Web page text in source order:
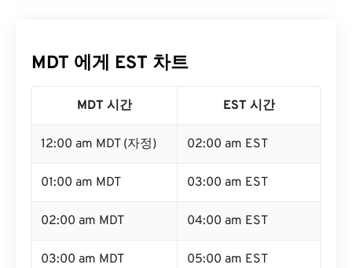
MDT 에게 EST 차트
MDT 시간 EST 시간
12:00 am MDT (자정) 02:00 am EST
01:00 am MDT 03:00 am EST
02:00 am MDT 04:00 am EST
03:00 am MDT 05:00 am EST